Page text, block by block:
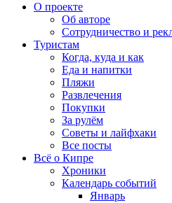
О проекте
Об авторе
Сотрудничество и
Туристам
Когда, куда и как
Еда и напитки
Пляжи
Развлечения
Покупки
За рулём
Советы и лайфхаки
Все посты
Всё о Кипре
Хроники
Календарь событий
Январь